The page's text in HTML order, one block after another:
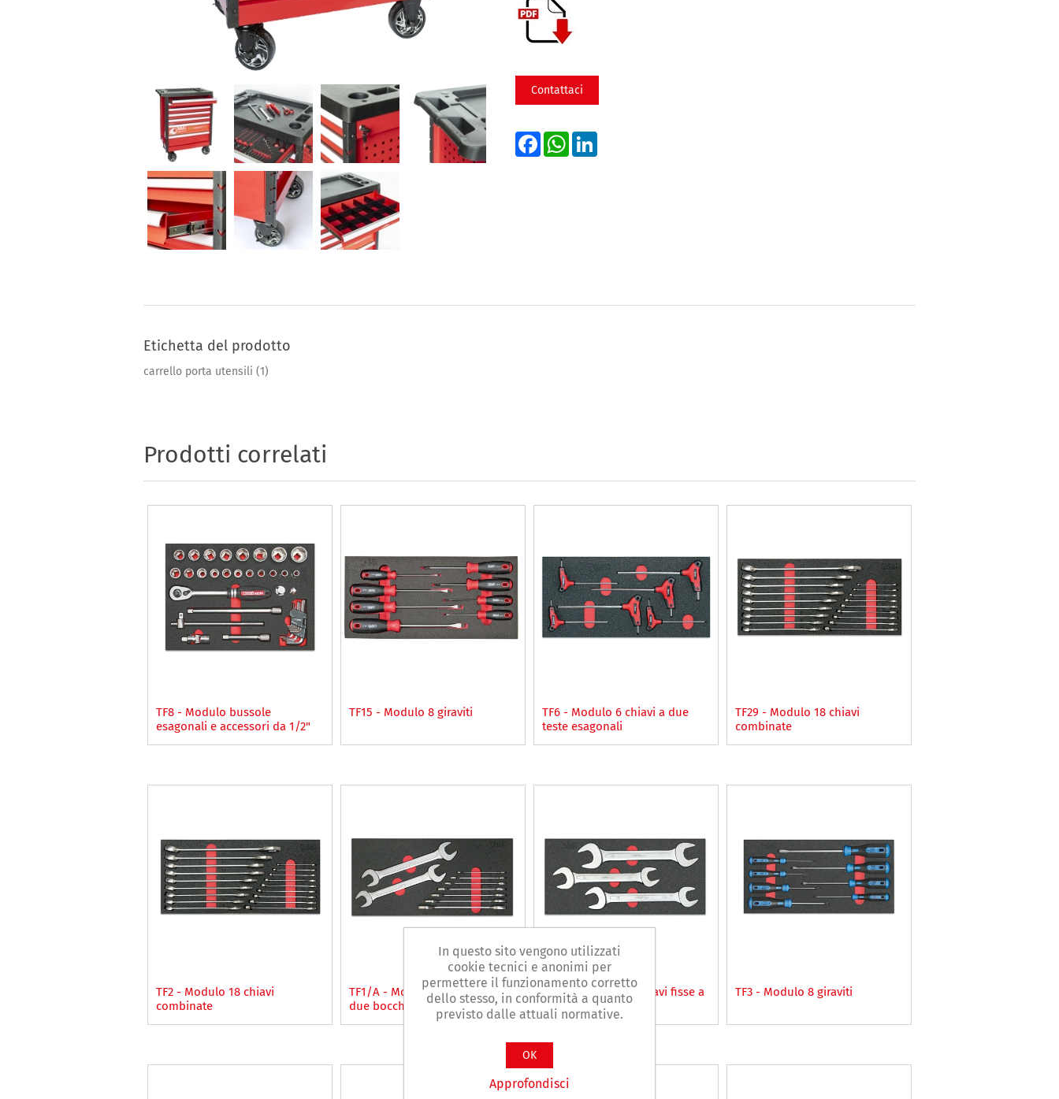
Contattaci
FacebookWhatsApp
Etichetta del prodotto
carrello porta utensili (1)
Prodotti correlati
TF8 - Modulo bussole
esagonali e accessori da 1/2"
TF15 - Modulo 8 giraviti
TF6 - Modulo 6 chiavi a due
teste esagonali
TF29 - Modulo 18 chiavi
combinate
TF2 - Modulo 18 chiavi
combinate
TF1/A - Modulo 9 chiavi fisse a
due bocche
TF1/B - Modulo 3 chiavi fisse a
due bocche
TF3 - Modulo 8 giraviti
In questo sito vengono utilizzati
cookie tecnici e anonimi per
permettere il funzionamento corretto
dello stesso, in conformità a quanto
previsto dalle attuali normative.
OK
Approfondisci